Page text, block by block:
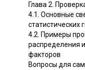
Глава 2.
4.1. Основные
статистических
4.2. Примеры
распределения
факторов
Вопросы для